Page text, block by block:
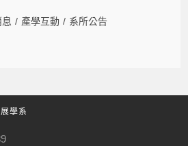
/ 產學互動 / 系所公告
學系